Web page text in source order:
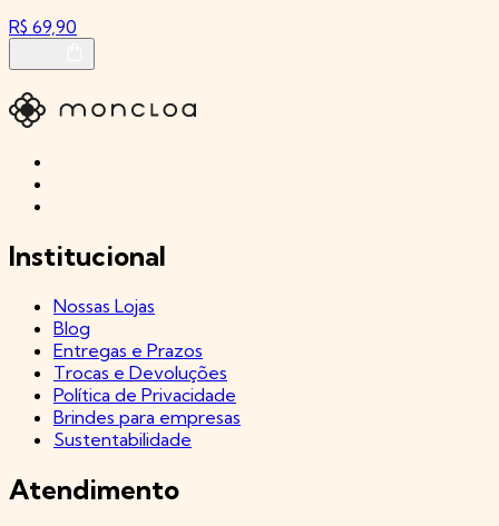
R$ 69,90
Institucional
Nossas Lojas
Blog
Entregas e Prazos
Trocas e Devoluções
Política de Privacidade
Brindes para empresas
Sustentabilidade
Atendimento